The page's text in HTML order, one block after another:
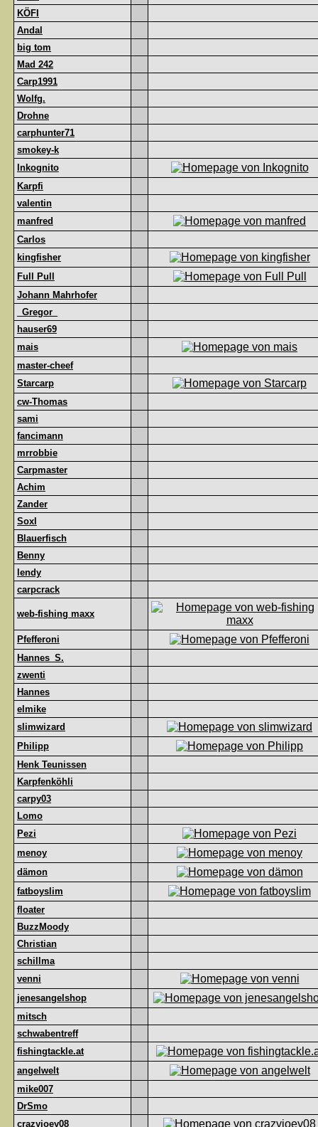
KÖFI
Andal
big tom
Mad 242
Carp1991
Wolfg.
Drohne
carphunter71
smokey-k
Inkognito
Karpfi
valentin
manfred
Carlos
kingfisher
Full Pull
Johann Mahrhofer
_Gregor_
hauser69
mais
master-cheef
Starcarp
cw-Thomas
sami
fancimann
mrrobbie
Carpmaster
Achim
Zander
Soxl
Blauerfisch
Benny
lendy
carpcrack
web-fishing maxx
Pfefferoni
Hannes_S.
zwenti
Hannes
elmike
slimwizard
Philipp
Henk Teunissen
Karpfenköhli
carpy03
Lomo
Pezi
menoy
dämon
fatboyslim
floater
BuzzMoody
Christian
schillma
venni
jenesangelshop
mitsch
schwabentreff
fishingtackle.at
angelwelt
mike007
DrSmo
crazyjoey08